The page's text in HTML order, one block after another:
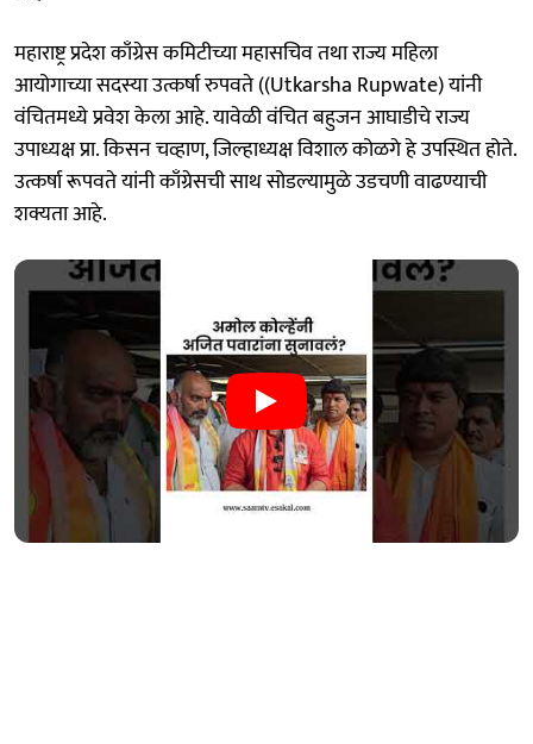
महाराष्ट्र प्रदेश काँग्रेस कमिटीच्या महासचिव तथा राज्य महिला
आयोगाच्या सदस्या उत्कर्षा रुपवते ((Utkarsha Rupwate) यांनी
वंचितमध्ये प्रवेश केला आहे. यावेळी वंचित बहुजन आघाडीचे राज्य
उपाध्यक्ष प्रा. किसन चव्हाण, जिल्हाध्यक्ष विशाल कोळगे हे उपस्थित होते.
उत्कर्षा रूपवते यांनी काँग्रेसची साथ सोडल्यामुळे उडचणी वाढण्याची
शक्यता आहे.